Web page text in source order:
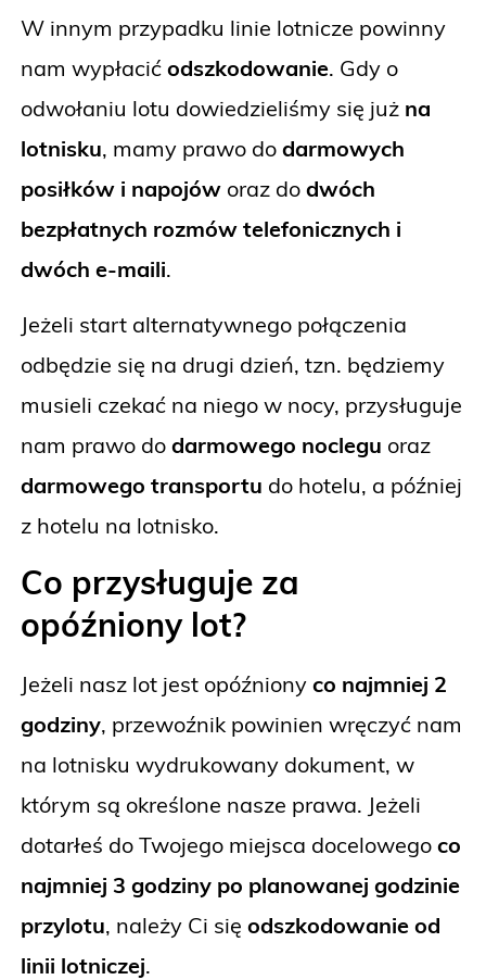
W innym przypadku linie lotnicze powinny
nam wypłacić odszkodowanie. Gdy o
odwołaniu lotu dowiedzieliśmy się już na
lotnisku, mamy prawo do darmowych
posiłków i napojów oraz do dwóch
bezpłatnych rozmów telefonicznych i
dwóch e-maili.
Jeżeli start alternatywnego połączenia
odbędzie się na drugi dzień, tzn. będziemy
musieli czekać na niego w nocy, przysługuje
nam prawo do darmowego noclegu oraz
darmowego transportu do hotelu, a później
z hotelu na lotnisko.
Co przysługuje za
opóźniony lot?
Jeżeli nasz lot jest opóźniony co najmniej 2
godziny, przewoźnik powinien wręczyć nam
na lotnisku wydrukowany dokument, w
którym są określone nasze prawa. Jeżeli
dotarłeś do Twojego miejsca docelowego co
najmniej 3 godziny po planowanej godzinie
przylotu, należy Ci się odszkodowanie od
linii lotniczej.